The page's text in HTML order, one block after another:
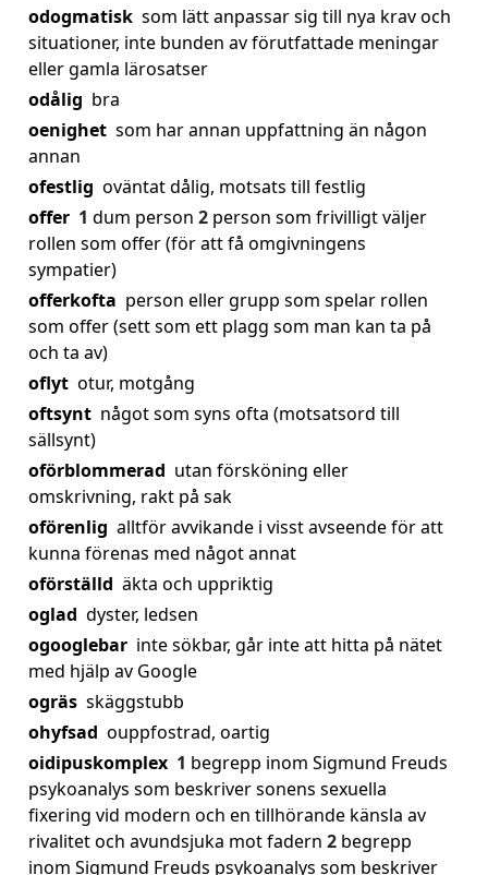
odogmatisk som lätt anpassar sig till nya krav och
situationer, inte bunden av förutfattade meningar
eller gamla lärosatser
odålig bra
oenighet som har annan uppfattning än någon
annan
ofestlig oväntat dålig, motsats till festlig
offer 1 dum person 2 person som frivilligt väljer
rollen som offer (för att få omgivningens
sympatier)
offerkofta person eller grupp som spelar rollen
som offer (sett som ett plagg som man kan ta på
och ta av)
oflyt otur, motgång
oftsynt något som syns ofta (motsatsord till
sällsynt)
oförblommerad utan försköning eller
omskrivning, rakt på sak
oförenlig alltför avvikande i visst avseende för att
kunna förenas med något annat
oförställd äkta och uppriktig
oglad dyster, ledsen
ogooglebar inte sökbar, går inte att hitta på nätet
med hjälp av Google
ogräs skäggstubb
ohyfsad ouppfostrad, oartig
oidipuskomplex 1 begrepp inom Sigmund Freuds
psykoanalys som beskriver sonens sexuella
fixering vid modern och en tillhörande känsla av
rivalitet och avundsjuka mot fadern 2 begrepp
inom Sigmund Freuds psykoanalys som beskriver